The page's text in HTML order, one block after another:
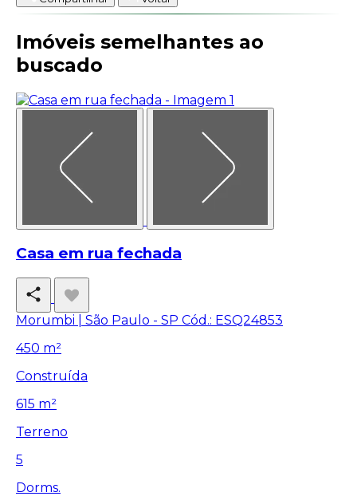
Imóveis semelhantes ao
buscado
Casa em rua fechada
Morumbi | São Paulo - SP Cód.: ESQ24853
450 m²
Construída
615 m²
Terreno
5
Dorms.